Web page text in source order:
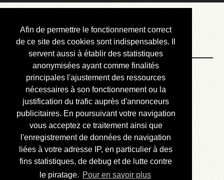
Afin de permettre le fonctionnement correct
de ce site des cookies sont indispensables. Il
servent aussi à établir des statistiques
anonymisées ayant comme finalités
principales l'ajustement des ressources
nécessaires à son fonctionnement ou la
justification du trafic auprès d'annonceurs
publicitaires. En poursuivant votre navigation
vous acceptez ce traitement ainsi que
l'enregistrement de données de navigation
liées à votre adresse IP, en particulier à des
fins statistiques, de debug et de lutte contre
le piratage. Pour en savoir plus
Courbis, « LE »
Blog Officiel
Bienvenue
Réalisations
Divers (et d’été)
Annonces
Liens externes
Téléchargement